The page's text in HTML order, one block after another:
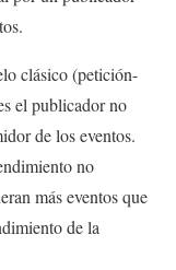
clásico (petición-
el publicador no
de los eventos.
no
más eventos que
de la